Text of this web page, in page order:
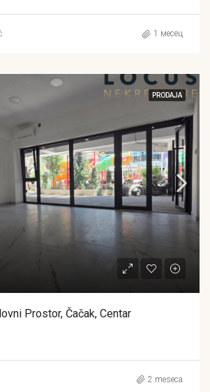
1 месец
PRODAJA
Prostor, Čačak, Centar
2 meseca